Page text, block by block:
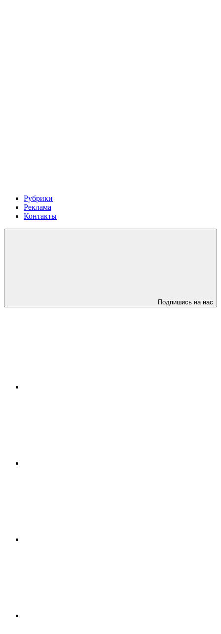
Рубрики
Реклама
Контакты
Подпишись на нас